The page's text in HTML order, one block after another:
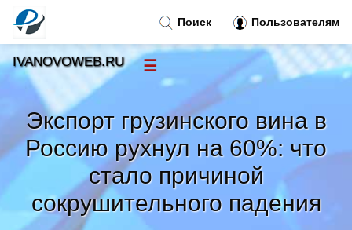
Экспорт грузинского вина в
Россию рухнул на 60%: что
стало причиной
сокрушительного падения
Поиск Пользователям
IVANOVOWEB.RU ☰
Тренды новостей »
Правила »